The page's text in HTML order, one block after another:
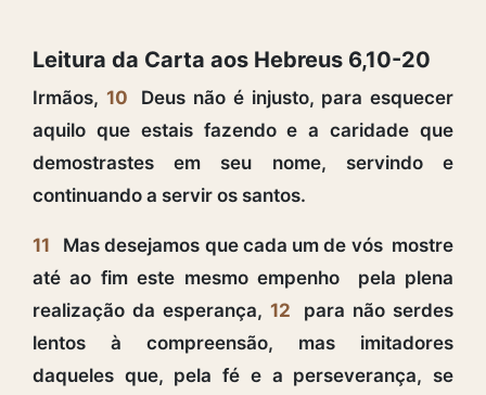
Leitura da Carta aos Hebreus 6,10-20
Irmãos, 10
Deus não é injusto, para esquecer
aquilo que estais fazendo e a caridade que
demostrastes em seu nome, servindo e
continuando a servir os santos.
11
Mas desejamos que cada um de vós mostre
até ao fim este mesmo empenho pela plena
realização da esperança, 12
para não serdes
lentos à compreensão, mas imitadores
daqueles que, pela fé e a perseverança, se